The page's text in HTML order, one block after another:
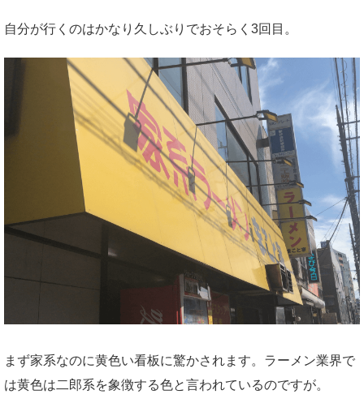
自分が行くのはかなり久しぶりでおそらく3回目。
まず家系なのに黄色い看板に驚かされます。ラーメン業界で
は黄色は二郎系を象徴する色と言われているのですが。